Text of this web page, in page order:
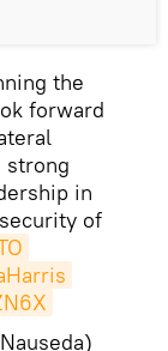
the
forward
in
of